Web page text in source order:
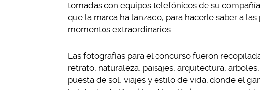
tomadas con equipos telefónicos de su
que la marca ha lanzado, para hacerle saber a
momentos extraordinarios.
Las fotografías para el concurso fueron
retrato, naturaleza, paisajes, arquitectura,
puesta de sol, viajes y estilo de vida, donde el